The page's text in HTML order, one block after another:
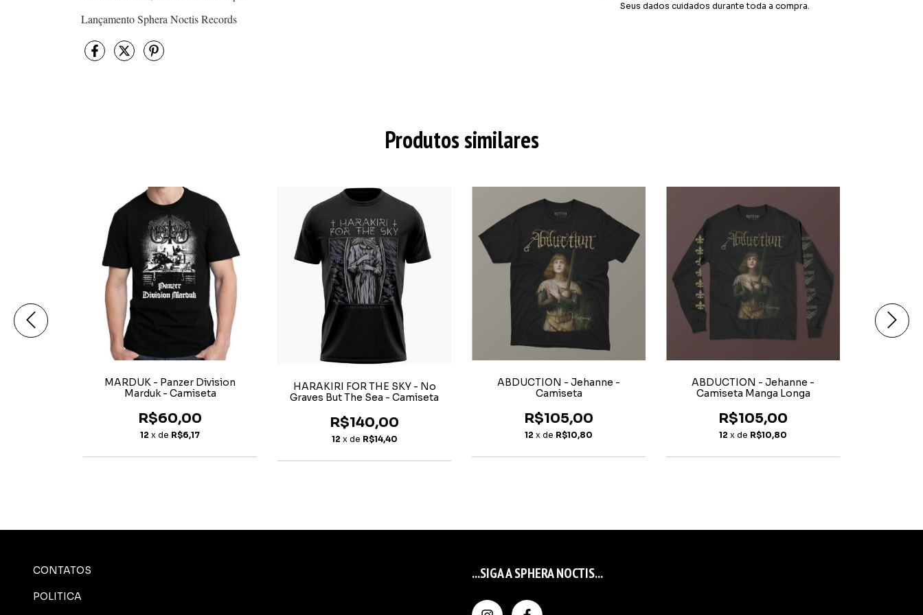
Lançamento Sphera Noctis Records
Seus dados cuidados durante toda a compra.
Produtos similares
MARDUK - Panzer Division
Marduk - Camiseta
R$60,00
12 x de R$6,17
HARAKIRI FOR THE SKY - No
Graves But The Sea - Camiseta
R$140,00
12 x de R$14,40
ABDUCTION - Jehanne -
Camiseta
R$105,00
12 x de R$10,80
ABDUCTION - Jehanne -
Camiseta Manga Longa
R$105,00
12 x de R$10,80
CONTATOS
POLITICA
...SIGA A SPHERA NOCTIS...